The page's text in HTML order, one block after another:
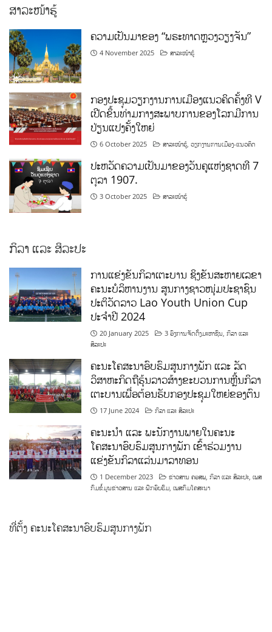
ສາລະໜ້າຮູ້
ຄວາມເປັນມາຂອງ “ພຣະທາດຫຼວງວຽງຈັນ”
4 November 2025 ສາລະໜ້າຮູ້
ກອງປະຊຸມວຽກງານການເມືອງແນວຄິດຄັ້ງທີ V
ເປີດຂຶ້ນທ່າມກາງສະພາບການຂອງໂລກມີການ
ປ່ຽນແປງຄັ້ງໃຫຍ່
6 October 2025 ສາລະໜ້າຮູ້ ,ວຽກງານການເມືອງ-ແນວຄິດ
ປະຫວັດຄວາມເປັນມາຂອງວັນຄູແຫ່ງຊາດທີ 7
ຕຸລາ 1907.
3 October 2025 ສາລະໜ້າຮູ້
ກິລາ ແລະ ສິລະປະ
ການແຂ່ງຂັນກິລາເຕະບານ ຊິງຂັນສະຫາຍເລຂາ
ຄະນະບໍລິຫານງານ ສູນກາງຊາວໜຸ່ມປະຊາຊົນ
ປະຕິວັດລາວ Lao Youth Union Cup
ປະຈຳປີ 2024
20 January 2025 3 ອົງການຈັດຕັ້ງມະຫາຊົນ,ກິລາ ແລະ
ສິລະປະ
ຄະນະໂຄສະນາອົບຮົມສູນກາງພັກ ແລະ ລັດ
ວິສາຫະກິດຖືຮຸ້ນລາວສ້າງຂະບວນການຫຼີ້ນກິລາ
ເຕະບານເພື່ອຕ້ອນຮັບກອງປະຊຸມໃຫຍ່ຂອງຕົນ
17 June 2024 ກິລາ ແລະ ສິລະປະ
ຄະນະນຳ ແລະ ພະນັກງານພາຍໃນຄະນະ
ໂຄສະນາອົບຮົມສູນກາງພັກ ເຂົ້າຮ່ວມງານ
ແຂ່ງຂັນກິລາແລ່ນມາລາທອນ
1 December 2023 ຂ່າວສານ ຄອສພ,ກິລາ ແລະ ສິລະປະ,ເພສ
ກົມຂໍ້ມູນຂ່າວສານ ແລະ ຝຶກອົບຮົມ,ເພສກົມໂຄສະນາ
ທີ່ຕັ້ງ ຄະນະໂຄສະນາອົບຮົມສູນກາງພັກ